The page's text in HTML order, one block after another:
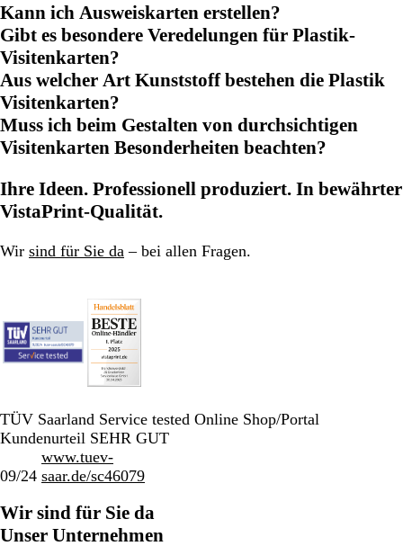
Kann ich Ausweiskarten erstellen?
Gibt es besondere Veredelungen für Plastik-
Visitenkarten?
Aus welcher Art Kunststoff bestehen die Plastik
Visitenkarten?
Muss ich beim Gestalten von durchsichtigen
Visitenkarten Besonderheiten beachten?
Ihre Ideen. Professionell produziert. In bewährter
VistaPrint-Qualität.
Wir sind für Sie da – bei allen Fragen.
TÜV Saarland Service tested Online Shop/Portal
Kundenurteil SEHR GUT
09/24
www.tuev-
saar.de/sc46079
Wir sind für Sie da
Unser Unternehmen